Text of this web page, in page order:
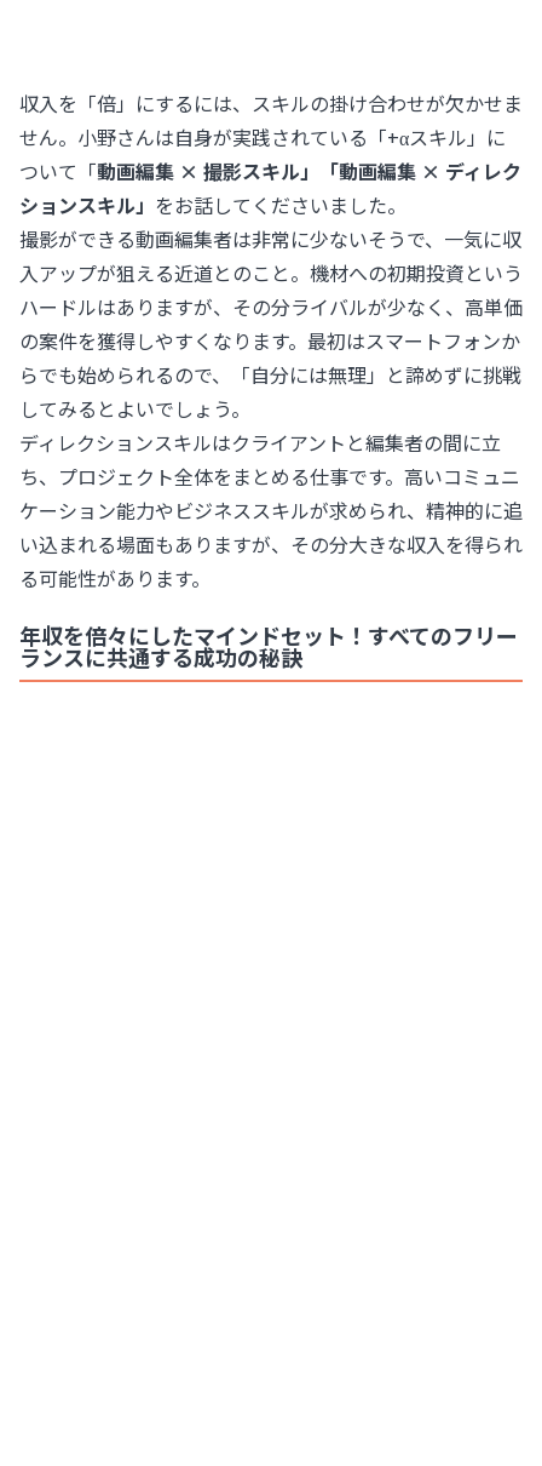
収入を「倍」にするには、スキルの掛け合わせが欠かせま
せん。小野さんは自身が実践されている「+αスキル」に
ついて「動画編集 × 撮影スキル」「動画編集 × ディレク
ションスキル」 をお話してくださいました。
撮影ができる動画編集者は非常に少ないそうで、一気に収
入アップが狙える近道とのこと。機材への初期投資という
ハードルはありますが、その分ライバルが少なく、高単価
の案件を獲得しやすくなります。最初はスマートフォンか
らでも始められるので、「自分には無理」と諦めずに挑戦
してみるとよいでしょう。
ディレクションスキルはクライアントと編集者の間に立
ち、プロジェクト全体をまとめる仕事です。高いコミュニ
ケーション能力やビジネススキルが求められ、精神的に追
い込まれる場面もありますが、その分大きな収入を得られ
る可能性があります。
年収を倍々にしたマインドセット！すべてのフリー
ランスに共通する成功の秘訣